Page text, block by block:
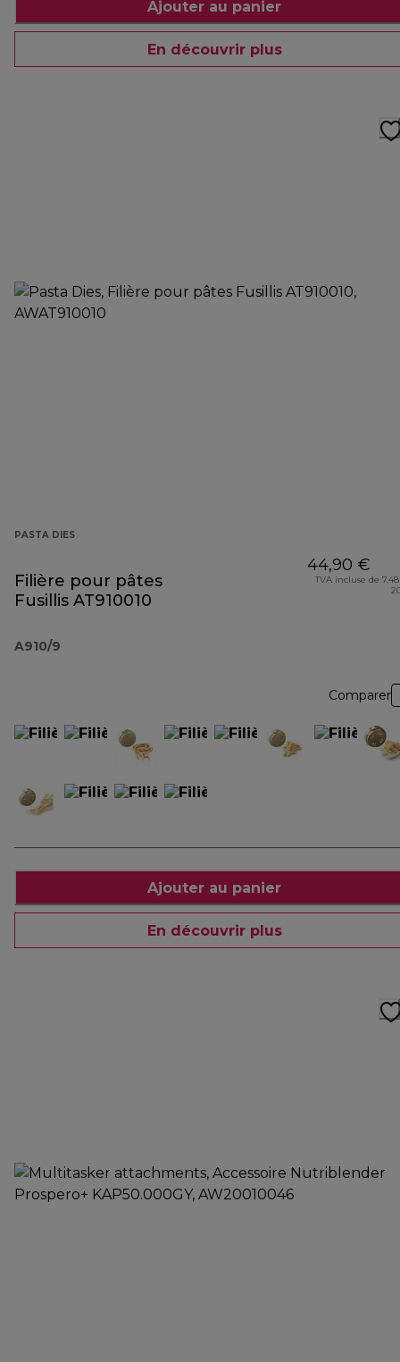
Ajouter au panier
En découvrir plus
PASTA DIES
Filière pour pâtes
Fusillis AT910010
A910/9
44,90 €
TVA incluse de
Comparer
Ajouter au panier
En découvrir plus